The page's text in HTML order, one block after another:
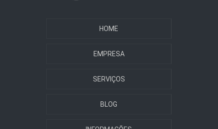
HOME
EMPRESA
SERVIÇOS
BLOG